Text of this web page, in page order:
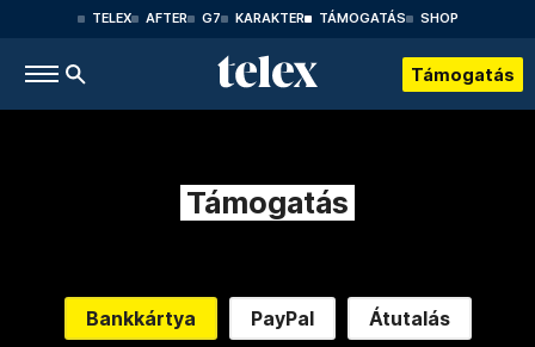
TELEX AFTER G7 KARAKTER TÁMOGATÁS SHOP
Támogatás
Támogatás
Bankkártya PayPal Átutalás